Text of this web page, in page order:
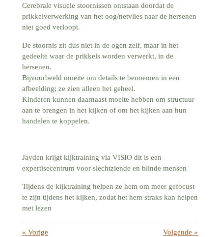
Cerebrale visuele stoornissen ontstaan doordat de
prikkelverwerking van het oog/netvlies naar de hersenen
niet goed verloopt.
De stoornis zit dus niet in de ogen zelf, maar in het
gedeelte waar de prikkels worden verwerkt, in de
hersenen.
Bijvoorbeeld moeite om details te benoemen in een
afbeelding; ze zien alleen het geheel.
Kinderen kunnen daarnaast moeite hebben om structuur
aan te brengen in het kijken of om het kijken aan hun
handelen te koppelen.
Jayden krijgt kijktraining via VISIO dit is een
expertisecentrum voor slechtziende en blinde mensen
Tijdens de kijktraining helpen ze hem om meer gefocust
te zijn tijdens het kijken, zodat het hem straks kan helpen
met lezen
« Vorige Volgende »